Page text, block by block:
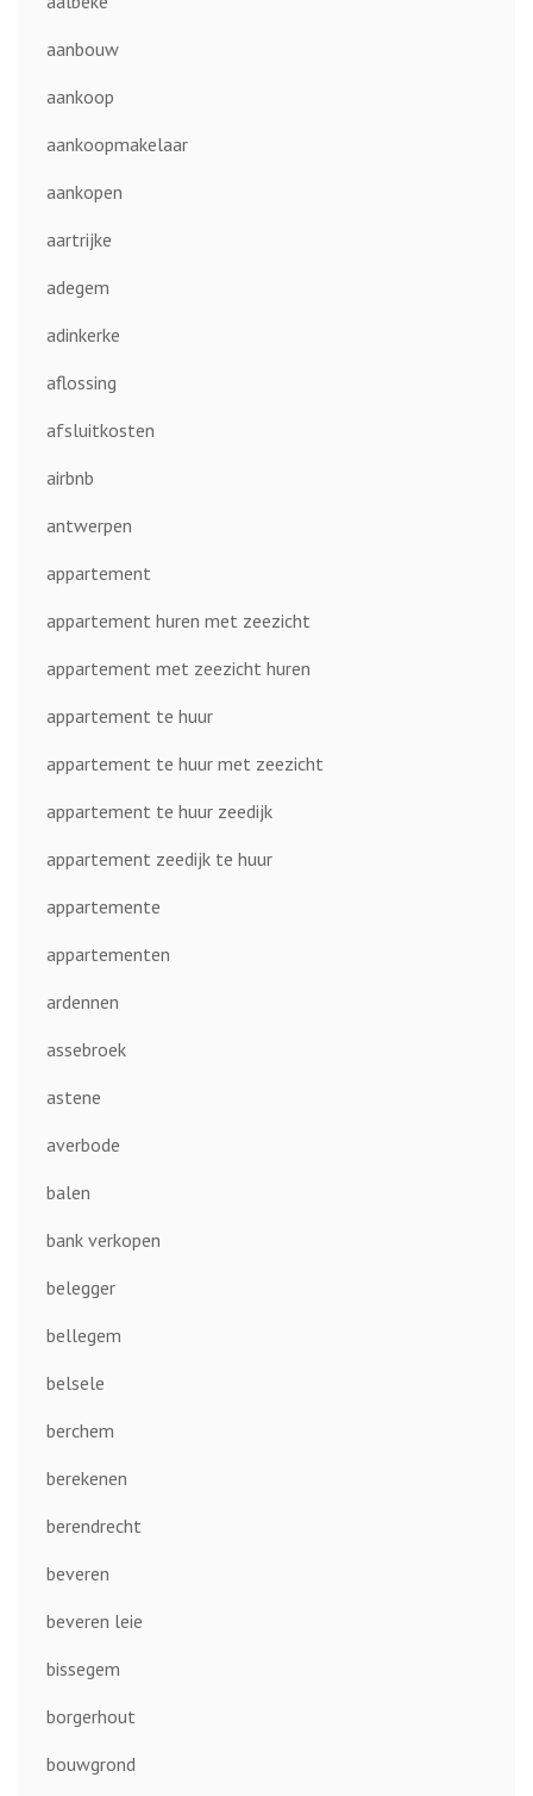
aanbouw
aankoop
aankoopmakelaar
aankopen
aartrijke
adegem
adinkerke
aflossing
afsluitkosten
airbnb
antwerpen
appartement
appartement huren met zeezicht
appartement met zeezicht huren
appartement te huur
appartement te huur met zeezicht
appartement te huur zeedijk
appartement zeedijk te huur
appartemente
appartementen
ardennen
assebroek
astene
averbode
balen
bank verkopen
belegger
bellegem
belsele
berchem
berekenen
berendrecht
beveren
beveren leie
bissegem
borgerhout
bouwgrond